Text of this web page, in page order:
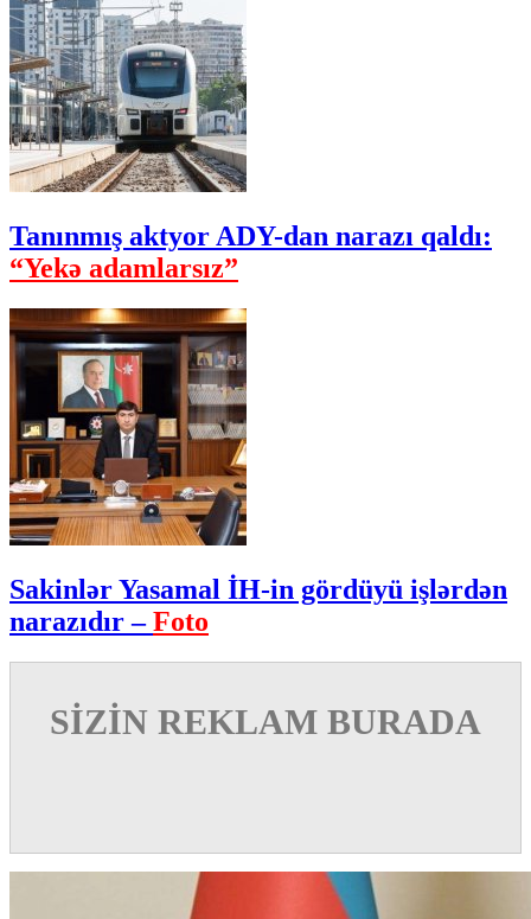
Tanınmış aktyor ADY-dan narazı qaldı:
“Yekə adamlarsız”
Sakinlər Yasamal İH-in gördüyü işlərdən
narazıdır –Foto
SİZİN REKLAM BURADA